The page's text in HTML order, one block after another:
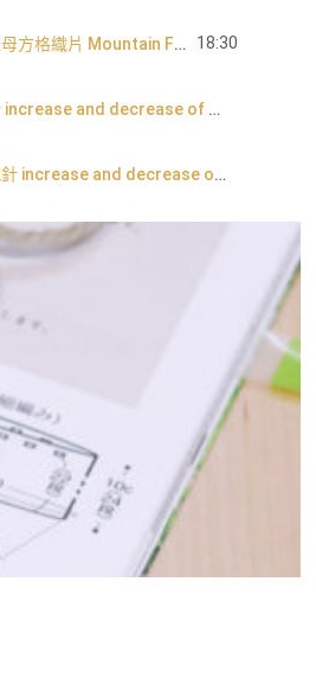
日本富士山色系祖母方格織片 Mountain Fuji tone granny square 18:30
長針的加針及減針 increase and decrease of double crochet
中長針的加針及減針 increase and decrease of half double crochet
麼會起角變成多邊形？
？
+補救技巧